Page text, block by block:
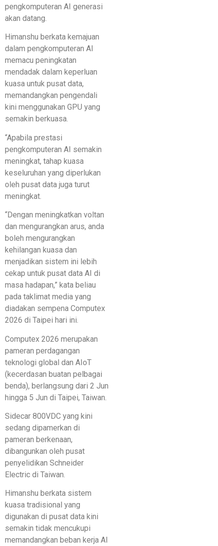
pengkomputeran AI generasi
akan datang.
Himanshu berkata kemajuan
dalam pengkomputeran AI
memacu peningkatan
mendadak dalam keperluan
kuasa untuk pusat data,
memandangkan pengendali
kini menggunakan GPU yang
semakin berkuasa.
“Apabila prestasi
pengkomputeran AI semakin
meningkat, tahap kuasa
keseluruhan yang diperlukan
oleh pusat data juga turut
meningkat.
“Dengan meningkatkan voltan
dan mengurangkan arus, anda
boleh mengurangkan
kehilangan kuasa dan
menjadikan sistem ini lebih
cekap untuk pusat data AI di
masa hadapan,” kata beliau
pada taklimat media yang
diadakan sempena Computex
2026 di Taipei hari ini.
Computex 2026 merupakan
pameran perdagangan
teknologi global dan AIoT
(kecerdasan buatan pelbagai
benda), berlangsung dari 2 Jun
hingga 5 Jun di Taipei, Taiwan.
Sidecar 800VDC yang kini
sedang dipamerkan di
pameran berkenaan,
dibangunkan oleh pusat
penyelidikan Schneider
Electric di Taiwan.
Himanshu berkata sistem
kuasa tradisional yang
digunakan di pusat data kini
semakin tidak mencukupi
memandangkan beban kerja AI